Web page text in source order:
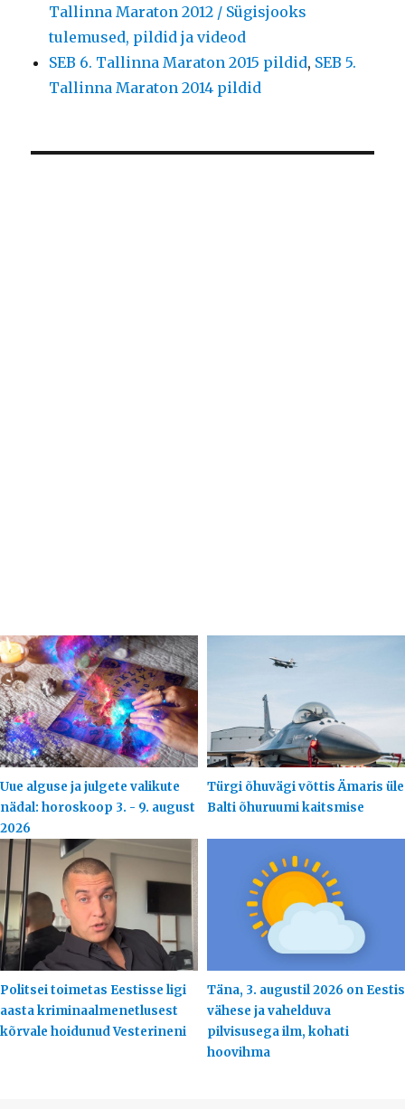
Tallinna Maraton 2012 / Sügisjooks
tulemused, pildid ja videod
SEB 6. Tallinna Maraton 2015 pildid, SEB 5.
Tallinna Maraton 2014 pildid
Uue alguse ja julgete valikute
nädal: horoskoop 3. - 9. august
2026
Türgi õhuvägi võttis Ämaris üle
Balti õhuruumi kaitsmise
Politsei toimetas Eestisse ligi
aasta kriminaalmenetlusest
kõrvale hoidunud Vesterineni
Täna, 3. augustil 2026 on Eestis
vähese ja vahelduva
pilvisusega ilm, kohati
hoovihma